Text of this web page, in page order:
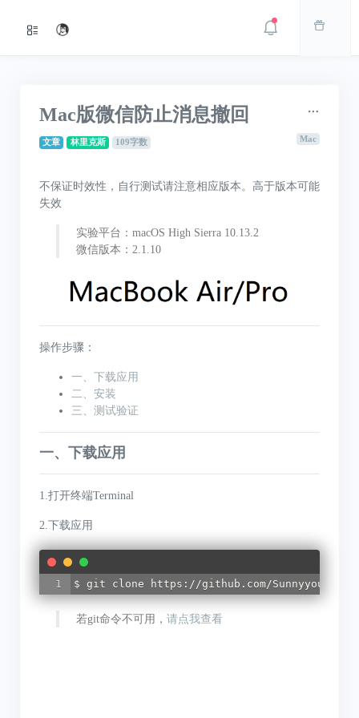
Mac版微信防止消息撤回
文章 林里克斯 109字数 Mac
不保证时效性，自行测试请注意相应版本。高于版本可能
失效
实验平台：macOS High Sierra 10.13.2
微信版本：2.1.10
操作步骤：
一、下载应用
二、安装
三、测试验证
一、下载应用
1.打开终端Terminal
2.下载应用
$ git clone https://github.com/Sunnyyoung/
若git命令不可用， 请点我查看